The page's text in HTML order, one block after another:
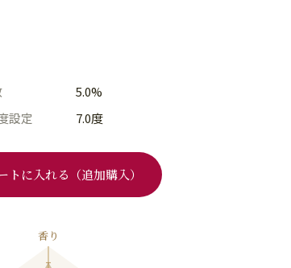
5.0%
設定 7.0度
トに入れる（追加購入）